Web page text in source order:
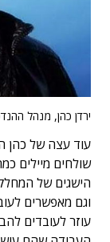
ירדן כהן, מנהל
עוד עצה של כהן
שולחים מיילים
הישגים של
וגם מאפשרים
עוזר לעובדים